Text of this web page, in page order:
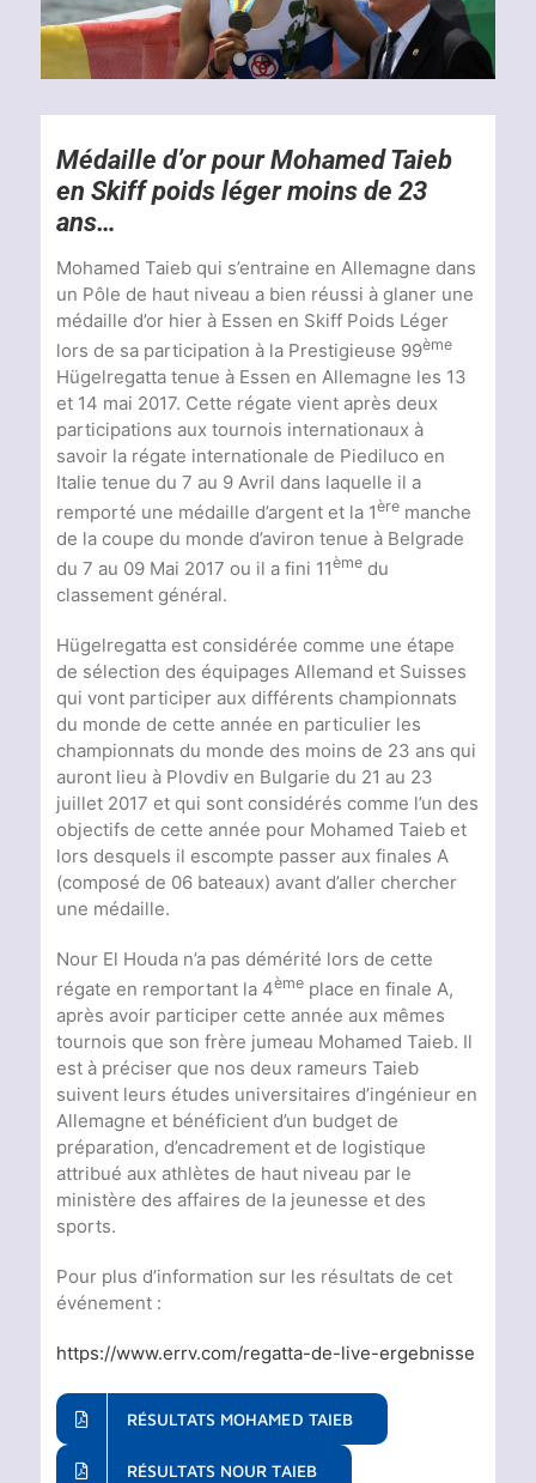
Médaille d’or pour Mohamed Taieb
en Skiff poids léger moins de 23
ans…
Mohamed Taieb qui s’entraine en Allemagne dans
un Pôle de haut niveau a bien réussi à glaner une
médaille d’or hier à Essen en Skiff Poids Léger
lors de sa participation à la Prestigieuse 99ème
Hügelregatta tenue à Essen en Allemagne les 13
et 14 mai 2017. Cette régate vient après deux
participations aux tournois internationaux à
savoir la régate internationale de Piediluco en
Italie tenue du 7 au 9 Avril dans laquelle il a
remporté une médaille d’argent et la 1ère manche
de la coupe du monde d’aviron tenue à Belgrade
du 7 au 09 Mai 2017 ou il a fini 11ème du
classement général.
Hügelregatta est considérée comme une étape
de sélection des équipages Allemand et Suisses
qui vont participer aux différents championnats
du monde de cette année en particulier les
championnats du monde des moins de 23 ans qui
auront lieu à Plovdiv en Bulgarie du 21 au 23
juillet 2017 et qui sont considérés comme l’un des
objectifs de cette année pour Mohamed Taieb et
lors desquels il escompte passer aux finales A
(composé de 06 bateaux) avant d’aller chercher
une médaille.
Nour El Houda n’a pas démérité lors de cette
régate en remportant la 4ème place en finale A,
après avoir participer cette année aux mêmes
tournois que son frère jumeau Mohamed Taieb. Il
est à préciser que nos deux rameurs Taieb
suivent leurs études universitaires d’ingénieur en
Allemagne et bénéficient d’un budget de
préparation, d’encadrement et de logistique
attribué aux athlètes de haut niveau par le
ministère des affaires de la jeunesse et des
sports.
Pour plus d’information sur les résultats de cet
événement :
https://www.errv.com/regatta-de-live-ergebnisse
RÉSULTATS MOHAMED TAIEB
RÉSULTATS NOUR TAIEB